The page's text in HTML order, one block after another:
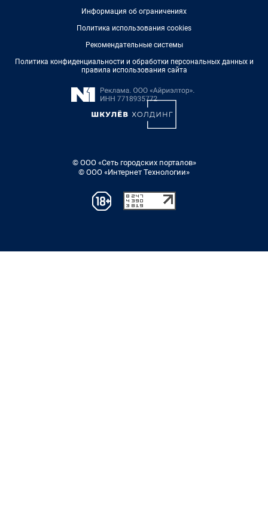
Информация об ограничениях
Политика использования cookies
Рекомендательные системы
Политика конфиденциальности и обработки персональных данных и
правила использования сайта
© ООО «Сеть городских порталов»
© ООО «Интернет Технологии»